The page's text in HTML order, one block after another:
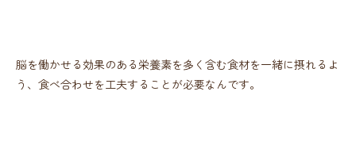
脳を働かせる効果のある栄養素を多く含む食材を一緒に摂れるよ
う、食べ合わせを工夫することが必要なんです。